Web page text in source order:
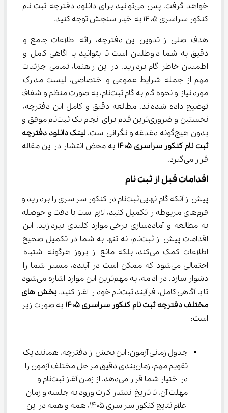
خواهد گرفت. پس می‌توانید برای دانلود دفترچه ثبت نام
کنکور سراسری ۱۴۰۵ به اخبار سنجش توجه کنید.
هدف اصلی از تدوین این دفترچه، ارائه اطلاعات جامع و
دقیق به شما داوطلبان است تا بتوانید با آگاهی کامل و
اطمینان خاطر گام بردارید. در این راهنما، تمامی جزئیات
مهم از جمله شرایط عمومی و اختصاصی، لیست مدارک
مورد نیاز و نحوه گام به گام ثبت‌نام، به صورت منظم و شفاف
توضیح داده شده‌اند. مطالعه دقیق و کامل این دفترچه،
نخستین و ضروری‌ترین قدم برای انجام یک ثبت‌نام موفق و
بدون هیچ‌گونه دغدغه و نگرانی است.
لینک دانلود دفترچه
ثبت نام کنکور سراسری ۱۴۰۵
به محض انتشار در این مقاله
قرار می‌گیرد.
اقدامات قبل از ثبت نام
پیش از آنکه گام نهایی ثبت‌نام در کنکور سراسری را بردارید و
فرم‌های مربوطه را تکمیل کنید، لازم است با دقت و حوصله
به مطالعه و آماده‌سازی برخی موارد کلیدی بپردازید. این
اقدامات پیش از ثبت‌نام، نه تنها به شما در تکمیل صحیح
اطلاعات کمک می‌کند، بلکه مانع از بروز هرگونه اشتباه
احتمالی می‌شود که ممکن است در آینده، مسیر شما را
دشوار سازد. در ادامه، به مهم‌ترین این موارد اشاره می‌شود
تا با آگاهی کامل، فرآیند ثبت‌نام خود را آغاز کنید.
بخش های
مختلف دفترچه ثبت نام کنکور سراسری ۱۴۰۵
به صورت زیر
است:
جدول زمانی آزمون: این بخش از دفترچه، همانند یک
تقویم مهم، زمان‌بندی دقیق مراحل مختلف آزمون را
در اختیار شما قرار می‌دهد. از زمان آغاز ثبت‌نام و
مهلت آن، تا تاریخ انتشار کارت ورود به جلسه و زمان
اعلام نتایج کنکور سراسری ۱۴۰۵، همه و همه در این